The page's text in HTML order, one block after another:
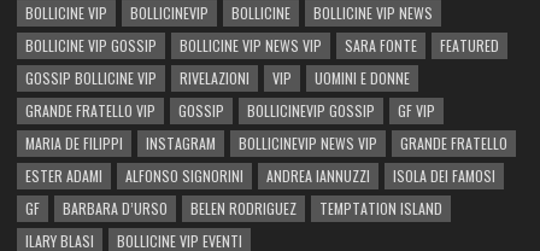
BOLLICINE VIP BOLLICINEVIP BOLLICINE
BOLLICINE VIP NEWS
BOLLICINE VIP GOSSIP
BOLLICINE VIP NEWS VIP SARA FONTE
FEATURED
GOSSIP BOLLICINE VIP
RIVELAZIONI VIP
UOMINI E DONNE
GRANDE FRATELLO VIP
GOSSIP BOLLICINEVIP GOSSIP
GF VIP
MARIA DE FILIPPI
INSTAGRAM BOLLICINEVIP NEWS VIP
GRANDE FRATELLO
ESTER ADAMI
ALFONSO SIGNORINI ANDREA IANNUZZI
ISOLA DEI FAMOSI
GF
BARBARA D’URSO BELEN RODRIGUEZ
TEMPTATION ISLAND
ILARY BLASI
BOLLICINE VIP EVENTI